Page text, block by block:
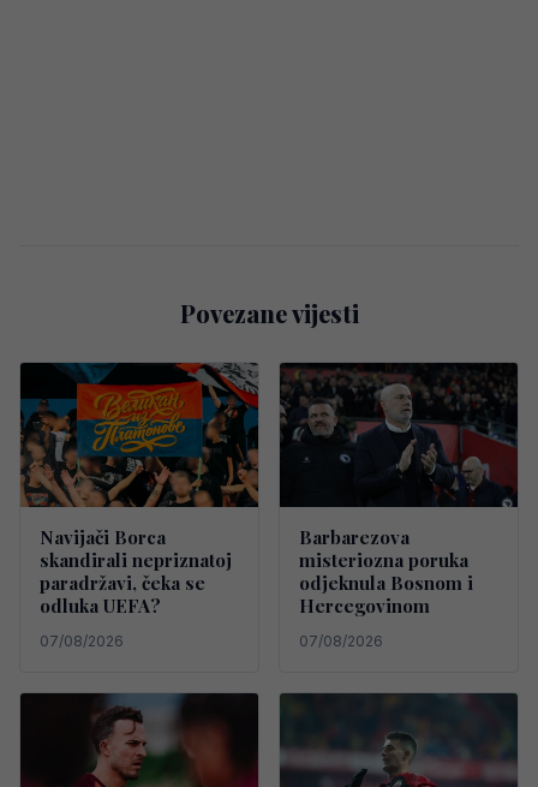
Povezane vijesti
Navijači Borca
skandirali nepriznatoj
paradržavi, čeka se
odluka UEFA?
07/08/2026
Barbarezova
misteriozna poruka
odjeknula Bosnom i
Hercegovinom
07/08/2026